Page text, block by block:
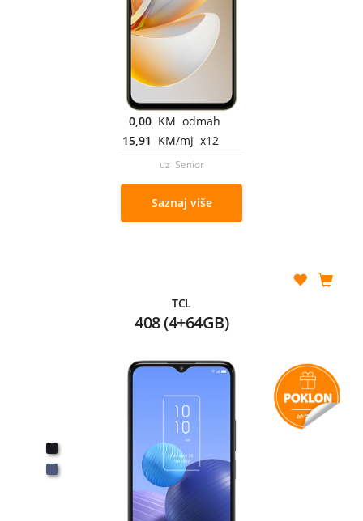
0,00 KM odmah
15,91 KM/mj x12
uz Senior
Saznaj više
TCL
408 (4+64GB)